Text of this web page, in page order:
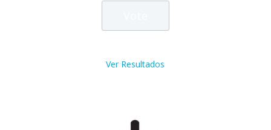
Ver Resultados